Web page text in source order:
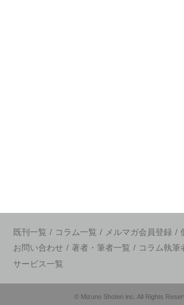
既刊一覧 / コラム一覧 / メルマガ会員登録 /
お問い合わせ / 著者・筆者一覧 / コラム執筆
サービス一覧
© Mizuno Shoten inc. All Rights